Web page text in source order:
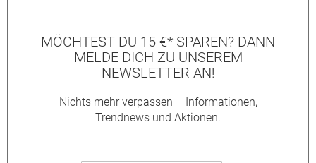
MÖCHTEST DU 15 €* SPAREN? DANN
MELDE DICH ZU UNSEREM
NEWSLETTER AN!
Nichts mehr verpassen – Informationen,
Trendnews und Aktionen.